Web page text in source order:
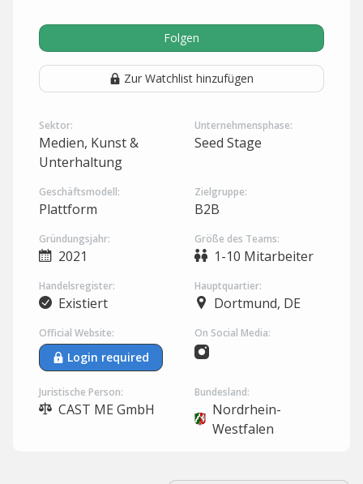
Folgen
Zur Watchlist hinzufügen
Sektor:
Medien, Kunst &
Unterhaltung
Unternehmensphase:
Seed Stage
Geschäftsmodell:
Plattform
Zielgruppe:
B2B
Gründungsjahr:
2021
Größe des Teams:
1-10 Mitarbeiter
Handelsregister:
Existiert
Hauptquartier:
Dortmund, DE
Official Website:
Login required
On Social Media:
Juristische Person:
CAST ME GmbH
Bundesland:
Nordrhein-
Westfalen